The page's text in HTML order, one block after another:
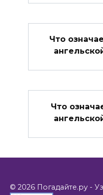
Что
Что
© 2026 Погадайте.ру -